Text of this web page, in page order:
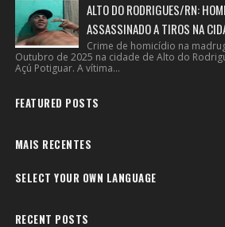
ALTO DO RODRIGUES/RN:
ASSASSINADO A TIROS NA
Crime de homicídio na
Outubro de 2025 na cidade de Alto do
Açú Potiguar. A vítima...
FEATURED POSTS
MAIS RECENTES
SELECT YOUR OWN LANGUAGE
RECENT POSTS